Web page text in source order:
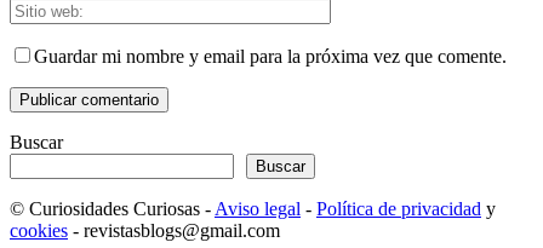
Guardar mi nombre y email para la próxima vez que comente.
Buscar
Buscar
© Curiosidades Curiosas - Aviso legal - Política de privacidad y
cookies - revistasblogs@gmail.com